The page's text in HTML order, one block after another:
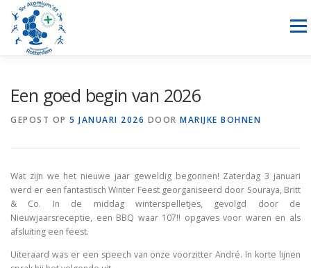
naar
inhoud
Menu
Een goed begin van 2026
GEPOST OP 5 JANUARI 2026 DOOR MARIJKE BOHNEN
Wat zijn we het nieuwe jaar geweldig begonnen! Zaterdag 3 januari
werd er een fantastisch Winter Feest georganiseerd door Souraya, Britt
& Co. In de middag winterspelletjes, gevolgd door de
Nieuwjaarsreceptie, een BBQ waar 107!! opgaves voor waren en als
afsluiting een feest.
Uiteraard was er een speech van onze voorzitter André. In korte lijnen